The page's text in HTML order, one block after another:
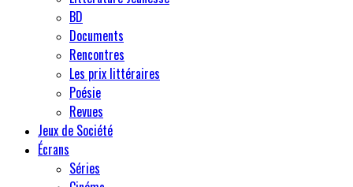
BD
Documents
Rencontres
Les prix littéraires
Poésie
Revues
Jeux de Société
Écrans
Séries